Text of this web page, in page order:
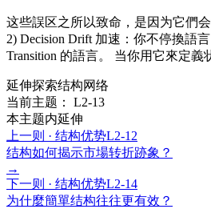
这些誤区之所以致命，是因为它們
2) Decision Drift 加速：你不停換語
Transition 的語言。 当你用它來定
延伸探索结构网络
当前主题： L2-13
本主题内延伸
上一则 · 结构优势L2-12
结构如何揭示市場转折跡象？
→
下一则 · 结构优势L2-14
为什麼簡單结构往往更有效？